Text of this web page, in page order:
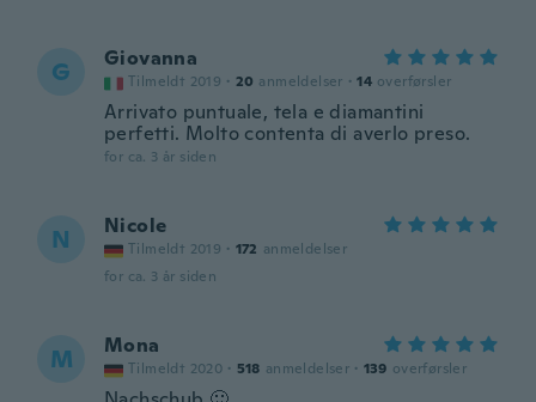
G Giovanna
Tilmeldt 2019 · 20 anmeldelser · 14 overførsler
Arrivato puntuale, tela e diamantini
perfetti. Molto contenta di averlo preso.
for ca. 3 år siden
N Nicole
Tilmeldt 2019 · 172 anmeldelser
for ca. 3 år siden
M Mona
Tilmeldt 2020 · 518 anmeldelser · 139 overførsler